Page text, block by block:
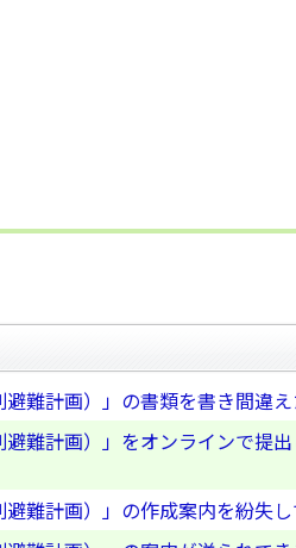
避難計画）」の書類を書き間違
避難計画）」をオンラインで提
避難計画）」の作成案内を紛失